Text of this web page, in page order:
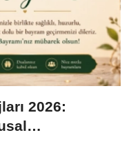
2026: